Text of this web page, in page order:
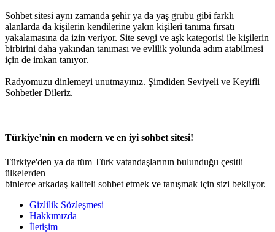
Sohbet sitesi aynı zamanda şehir ya da yaş grubu gibi farklı
alanlarda da kişilerin kendilerine yakın kişileri tanıma fırsatı
yakalamasına da izin veriyor. Site sevgi ve aşk kategorisi ile kişilerin
birbirini daha yakından tanıması ve evlilik yolunda adım atabilmesi
için de imkan tanıyor.
Radyomuzu dinlemeyi unutmayınız. Şimdiden Seviyeli ve Keyifli
Sohbetler Dileriz.
Türkiye’nin en modern ve en iyi sohbet sitesi!
Türkiye'den ya da tüm Türk vatandaşlarının bulunduğu çesitli
ülkelerden
binlerce arkadaş kaliteli sohbet etmek ve tanışmak için sizi bekliyor.
Gizlilik Sözleşmesi
Hakkımızda
İletişim